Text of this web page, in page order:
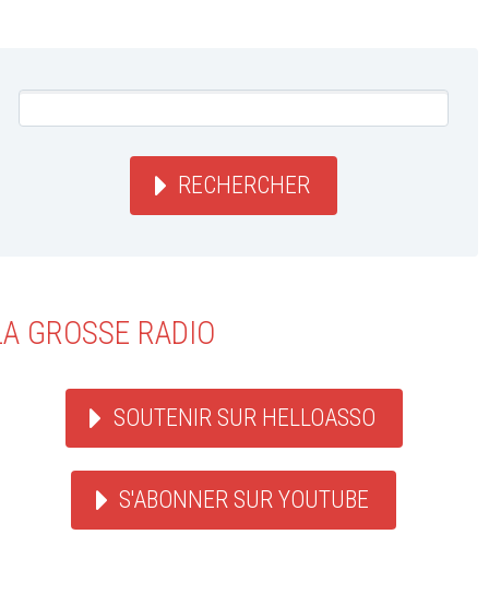
RECHERCHER
GROSSE RADIO
SOUTENIR SUR HELLOASSO
S'ABONNER SUR YOUTUBE